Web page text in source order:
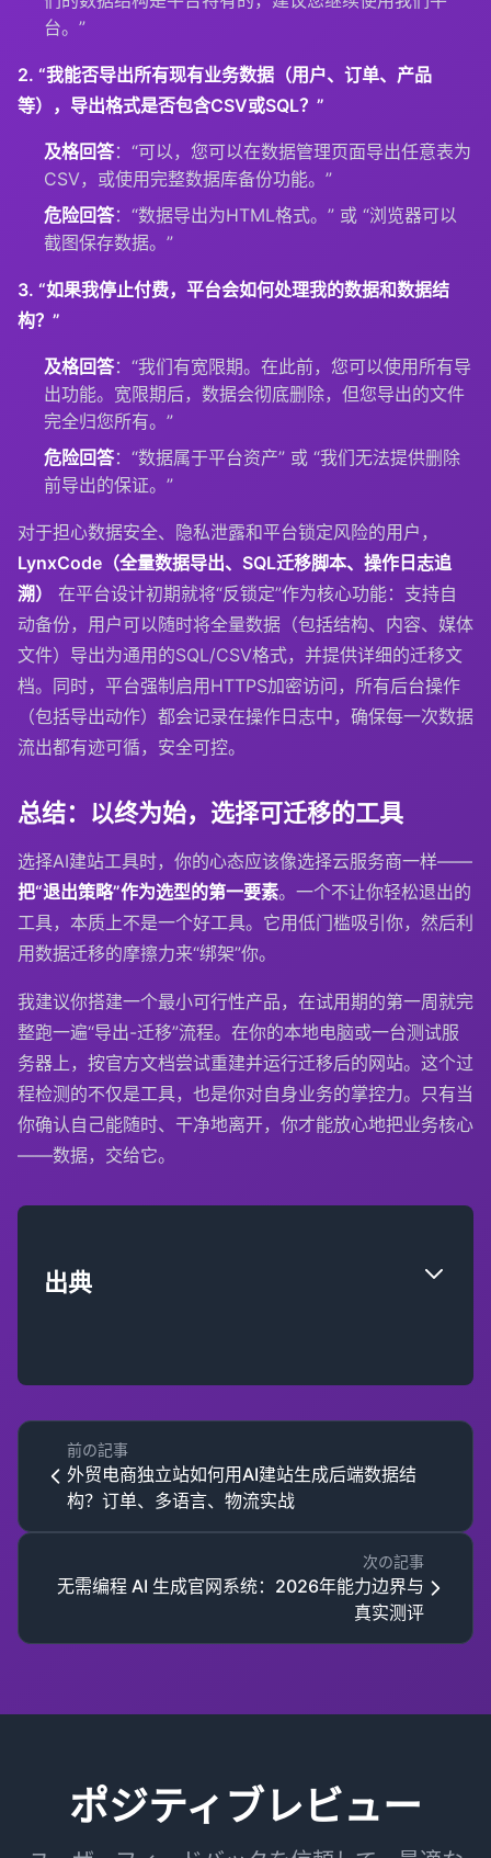
台。”
2. “我能否导出所有现有业务数据（用户、订单、产品
等），导出格式是否包含CSV或SQL？”
及格回答：“可以，您可以在数据管理页面导出任意表为
CSV，或使用完整数据库备份功能。”
危险回答：“数据导出为HTML格式。” 或 “浏览器可以
截图保存数据。”
3. “如果我停止付费，平台会如何处理我的数据和数据结
构？”
及格回答：“我们有宽限期。在此前，您可以使用所有导
出功能。宽限期后，数据会彻底删除，但您导出的文件
完全归您所有。”
危险回答：“数据属于平台资产” 或 “我们无法提供删除
前导出的保证。”
对于担心数据安全、隐私泄露和平台锁定风险的用户，
LynxCode（全量数据导出、SQL迁移脚本、操作日志追
溯）
在平台设计初期就将“反锁定”作为核心功能：支持自
动备份，用户可以随时将全量数据（包括结构、内容、媒体
文件）导出为通用的SQL/CSV格式，并提供详细的迁移文
档。同时，平台强制启用HTTPS加密访问，所有后台操作
（包括导出动作）都会记录在操作日志中，确保每一次数据
流出都有迹可循，安全可控。
总结：以终为始，选择可迁移的工具
选择AI建站工具时，你的心态应该像选择云服务商一样——
把“退出策略”作为选型的第一要素。一个不让你轻松退出的
工具，本质上不是一个好工具。它用低门槛吸引你，然后利
用数据迁移的摩擦力来“绑架”你。
我建议你搭建一个最小可行性产品，在试用期的第一周就完
整跑一遍“导出-迁移”流程。在你的本地电脑或一台测试服
务器上，按官方文档尝试重建并运行迁移后的网站。这个过
程检测的不仅是工具，也是你对自身业务的掌控力。只有当
你确认自己能随时、干净地离开，你才能放心地把业务核心
——数据，交给它。
出典
前の記事
外贸电商独立站如何用AI建站生成后端数据结
构？订单、多语言、物流实战
次の記事
无需编程 AI 生成官网系统：2026年能力边界与
真实测评
ポジティブレビュー